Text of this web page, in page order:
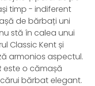
timp - indiferent
de bărbați uni
stă în calea unui
Classic Kent și
armonios aspectul.
este o cămașă
bărbat elegant.